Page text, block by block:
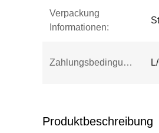
Verpackung
Informationen:
Zahlungsbedingungen:
Produktbeschreibung